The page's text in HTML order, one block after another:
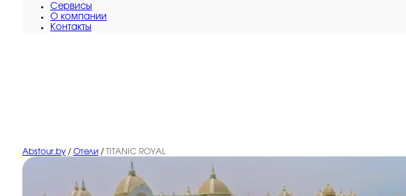
Сервисы
O компании
Контакты
Abstour.by / Отели / TITANIC ROYAL